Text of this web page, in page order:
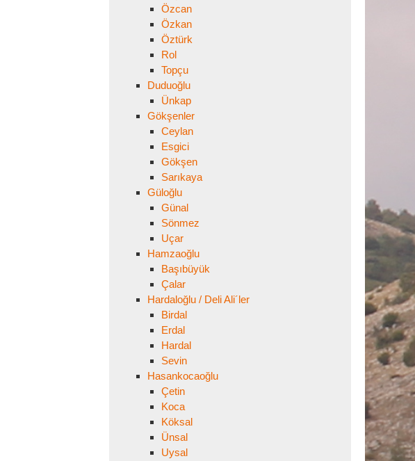
Özcan
Özkan
Öztürk
Rol
Topçu
Duduoğlu
Ünkap
Gökşenler
Ceylan
Esgici
Gökşen
Sarıkaya
Güloğlu
Günal
Sönmez
Uçar
Hamzaoğlu
Başıbüyük
Çalar
Hardaloğlu / Deli Ali´ler
Birdal
Erdal
Hardal
Sevin
Hasankocaoğlu
Çetin
Koca
Köksal
Ünsal
Uysal